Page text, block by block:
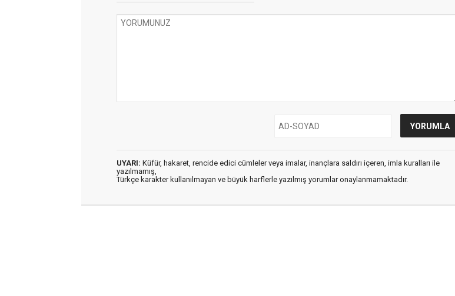
UYARI: Küfür, hakaret, rencide edici cümleler veya imalar, inançlara saldırı içeren, imla kuralları ile
yazılmamış,
Türkçe karakter kullanılmayan ve büyük harflerle yazılmış yorumlar onaylanmamaktadır.